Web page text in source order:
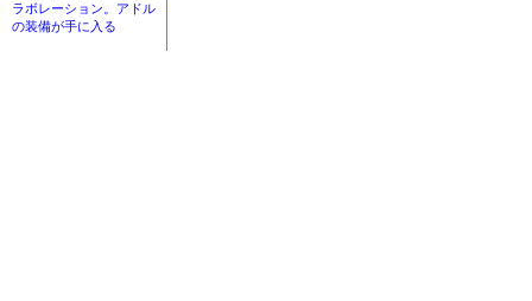
ラボレーション。アドル
の装備が手に入る